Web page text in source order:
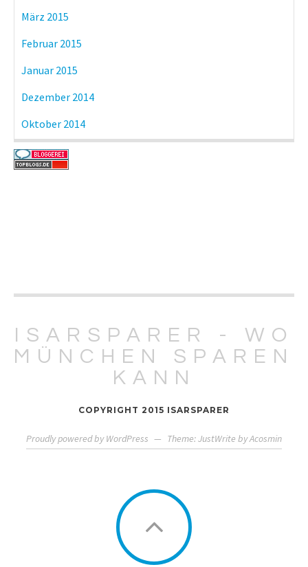
März 2015
Februar 2015
Januar 2015
Dezember 2014
Oktober 2014
ISARSPARER - WO
MÜNCHEN SPAREN
KANN
COPYRIGHT 2015 ISARSPARER
Proudly powered by WordPress — Theme: JustWrite byAcosmin